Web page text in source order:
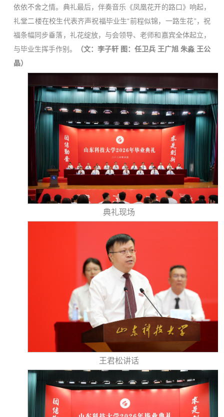
依依不舍之情。典礼最后，伴奏音乐《凤凰花开的路口》响起，
礼堂二楼在校生代表齐声祝福毕业生“前程似锦，一路生花”，祝
福条幅同步垂落，礼花绽放，与会领导、老师和嘉宾全体起立，
与毕业生挥手作别。
（文：李子轩 图：任卫兵 王广旭 朱淼 王公
晶）
典礼现场
王君松讲话